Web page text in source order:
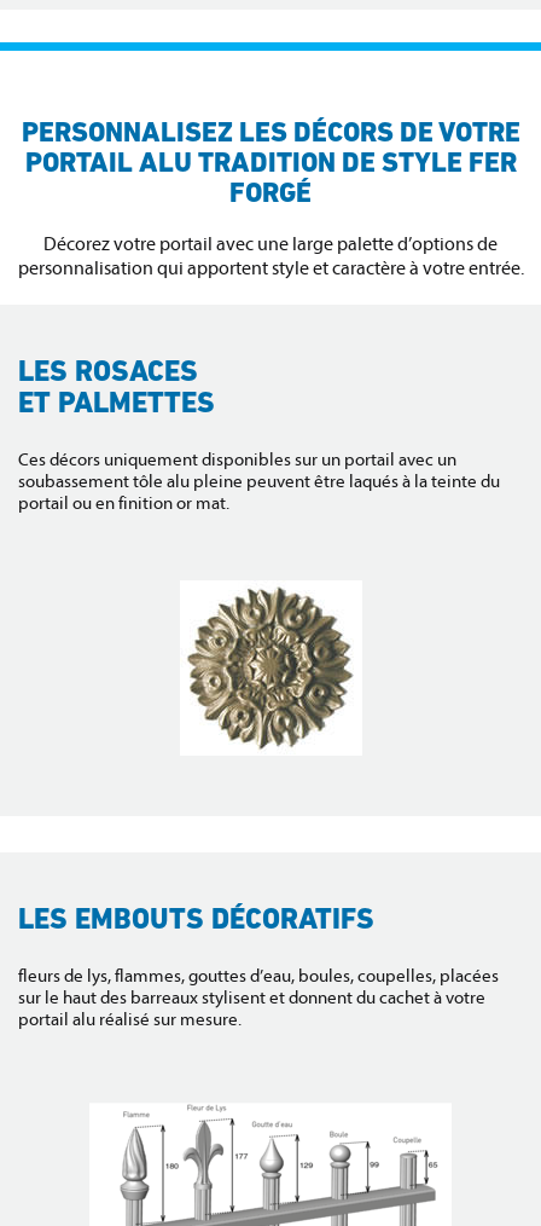
PERSONNALISEZ LES DÉCORS DE VOTRE
PORTAIL ALU TRADITION DE STYLE FER
FORGÉ
Décorez votre portail avec une large palette d’options de
personnalisation qui apportent style et caractère à votre entrée.
LES ROSACES
ET PALMETTES
Ces décors uniquement disponibles sur un portail avec un
soubassement tôle alu pleine peuvent être laqués à la teinte du
portail ou en finition or mat.
LES EMBOUTS DÉCORATIFS
fleurs de lys, flammes, gouttes d’eau, boules, coupelles, placées
sur le haut des barreaux stylisent et donnent du cachet à votre
portail alu réalisé sur mesure.